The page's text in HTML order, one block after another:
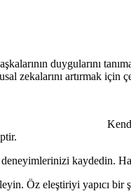
duygularını
artırmak için
kaydedin.
Öz eleştiriyi yapıcı bir